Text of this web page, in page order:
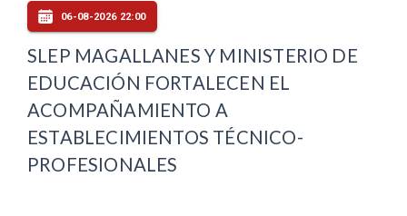
06-08-2026 22:00
SLEP MAGALLANES Y MINISTERIO DE
EDUCACIÓN FORTALECEN EL
ACOMPAÑAMIENTO A
ESTABLECIMIENTOS TÉCNICO-
PROFESIONALES